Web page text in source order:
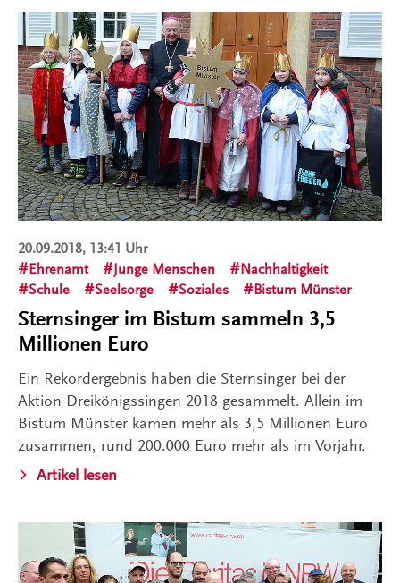
20.09.2018, 13:41 Uhr
Ehrenamt
Junge Menschen
Nachhaltigkeit
Schule
Seelsorge Soziales Bistum Münster
Sternsinger im Bistum sammeln 3,5
Millionen Euro
Ein Rekordergebnis haben die Sternsinger bei der
Aktion Dreikönigssingen 2018 gesammelt. Allein im
Bistum Münster kamen mehr als 3,5 Millionen Euro
zusammen, rund 200.000 Euro mehr als im Vorjahr.
Artikel lesen